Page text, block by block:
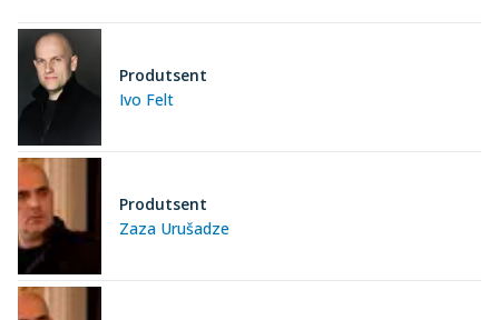
Ivo Felt
Produtsent
Zaza Urušadze
Produtsent